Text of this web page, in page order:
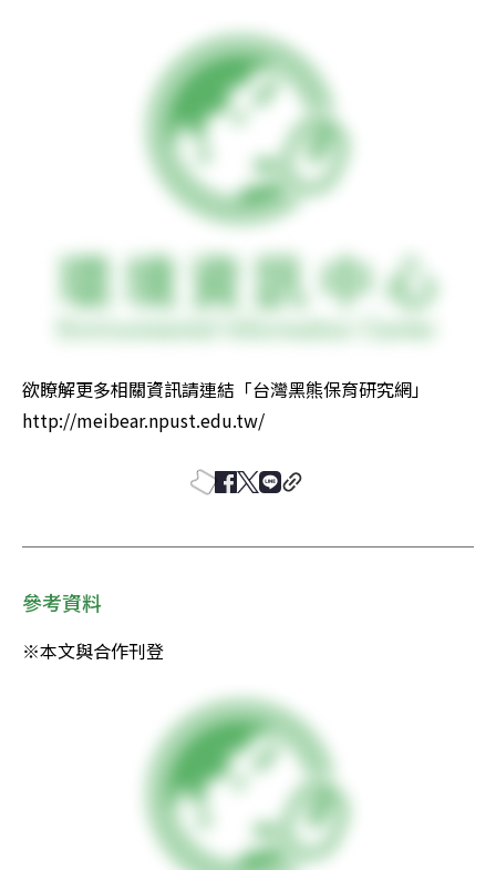
欲瞭解更多相關資訊請連結「台灣黑熊保育研究網」
http://meibear.npust.edu.tw/
參考資料
※本文與合作刊登